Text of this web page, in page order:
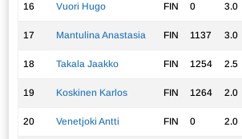
16 Vuori Hugo FIN 0 3.0
17 Mantulina Anastasia FIN 1137 3.0
18 Takala Jaakko FIN 1254 2.5
19 Koskinen Karlos FIN 1264 2.0
20 Venetjoki Antti FIN 0 2.0